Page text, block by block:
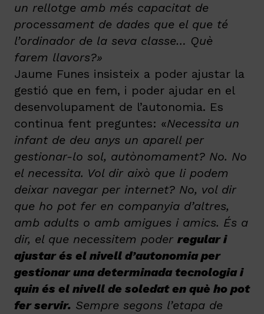
un rellotge amb més capacitat de
processament de dades que el que té
l’ordinador de la seva classe… Què
farem llavors?»
Jaume Funes insisteix a poder ajustar la
gestió que en fem, i poder ajudar en el
desenvolupament de l’autonomia. Es
continua fent preguntes: «Necessita un
infant de deu anys un aparell per
gestionar-lo sol, autònomament? No. No
el necessita. Vol dir això que li podem
deixar navegar per internet? No, vol dir
que ho pot fer en companyia d’altres,
amb adults o amb amigues i amics. És a
dir, el que necessitem poder regular i
ajustar és el nivell d’autonomia per
gestionar una determinada tecnologia i
quin és el nivell de soledat en què ho pot
fer servir. Sempre segons l’etapa de